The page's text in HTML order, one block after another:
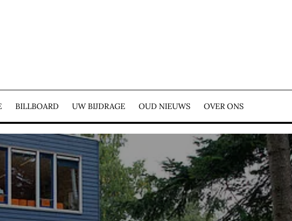
BILLBOARD UW BIJDRAGE OUD NIEUWS OVER ONS